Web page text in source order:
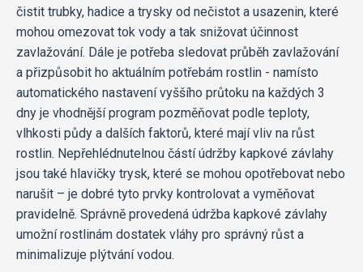
čistit trubky, hadice a trysky od nečistot a usazenin, které
mohou omezovat tok vody a tak snižovat účinnost
zavlažování. Dále je potřeba sledovat průběh zavlažování
a přizpůsobit ho aktuálním potřebám rostlin - namísto
automatického nastavení vyššího průtoku na každých 3
dny je vhodnější program pozměňovat podle teploty,
vlhkosti půdy a dalších faktorů, které mají vliv na růst
rostlin. Nepřehlédnutelnou částí údržby kapkové závlahy
jsou také hlavičky trysk, které se mohou opotřebovat nebo
narušit – je dobré tyto prvky kontrolovat a vyměňovat
pravidelně. Správně provedená údržba kapkové závlahy
umožní rostlinám dostatek vláhy pro správný růst a
minimalizuje plýtvání vodou.